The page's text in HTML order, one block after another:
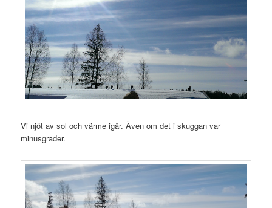
Vi njöt av sol och värme igår. Även om det i skuggan var
minusgrader.